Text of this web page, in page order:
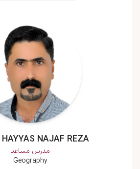
NAJAF REZA
مدرس مساعد
Geography